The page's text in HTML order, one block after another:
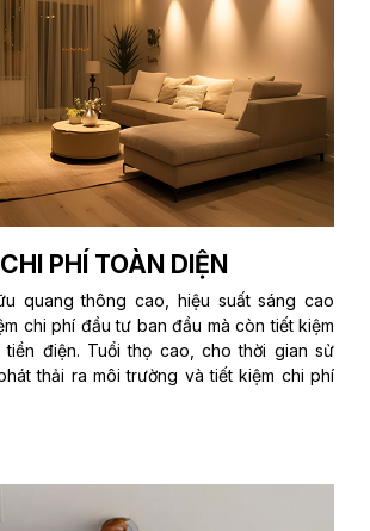
PHÍ TOÀN DIỆN
quang thông cao, hiệu suất sáng cao
chi phí đầu tư ban đầu mà còn tiết kiệm
điện. Tuổi thọ cao, cho thời gian sử
thải ra môi trường và tiết kiệm chi phí